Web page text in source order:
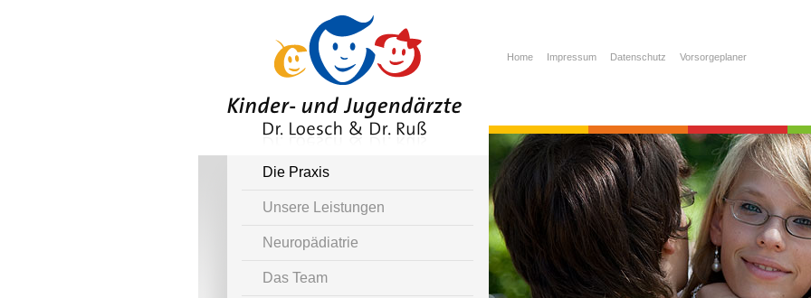
Die Praxis
Unsere Leistungen
Neuropädiatrie
Das Team
Home Impressum Datenschutz Vorsorgeplaner